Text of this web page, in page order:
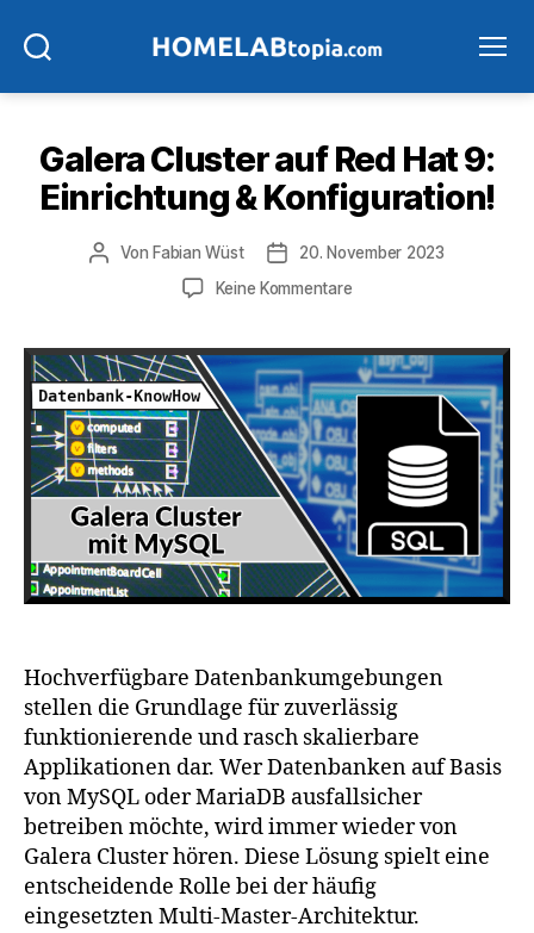
Galera Cluster auf Red Hat 9:
Einrichtung & Konfiguration!
Beitragsautor
Von Fabian Wüst Veröffentlichungsdatum
20. November 2023
Keine Kommentarezu
auf
Red
Hat
9:
Einrichtung
&
Konfiguration!
Hochverfügbare Datenbankumgebungen
stellen die Grundlage für zuverlässig
funktionierende und rasch skalierbare
Applikationen dar. Wer Datenbanken auf Basis
von MySQL oder MariaDB ausfallsicher
betreiben möchte, wird immer wieder von
Galera Cluster hören. Diese Lösung spielt eine
entscheidende Rolle bei der häufig
eingesetzten Multi-Master-Architektur.